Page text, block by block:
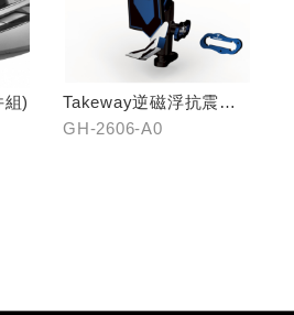
組)
Takeway逆磁浮抗震手
機架
GH-2606-A0